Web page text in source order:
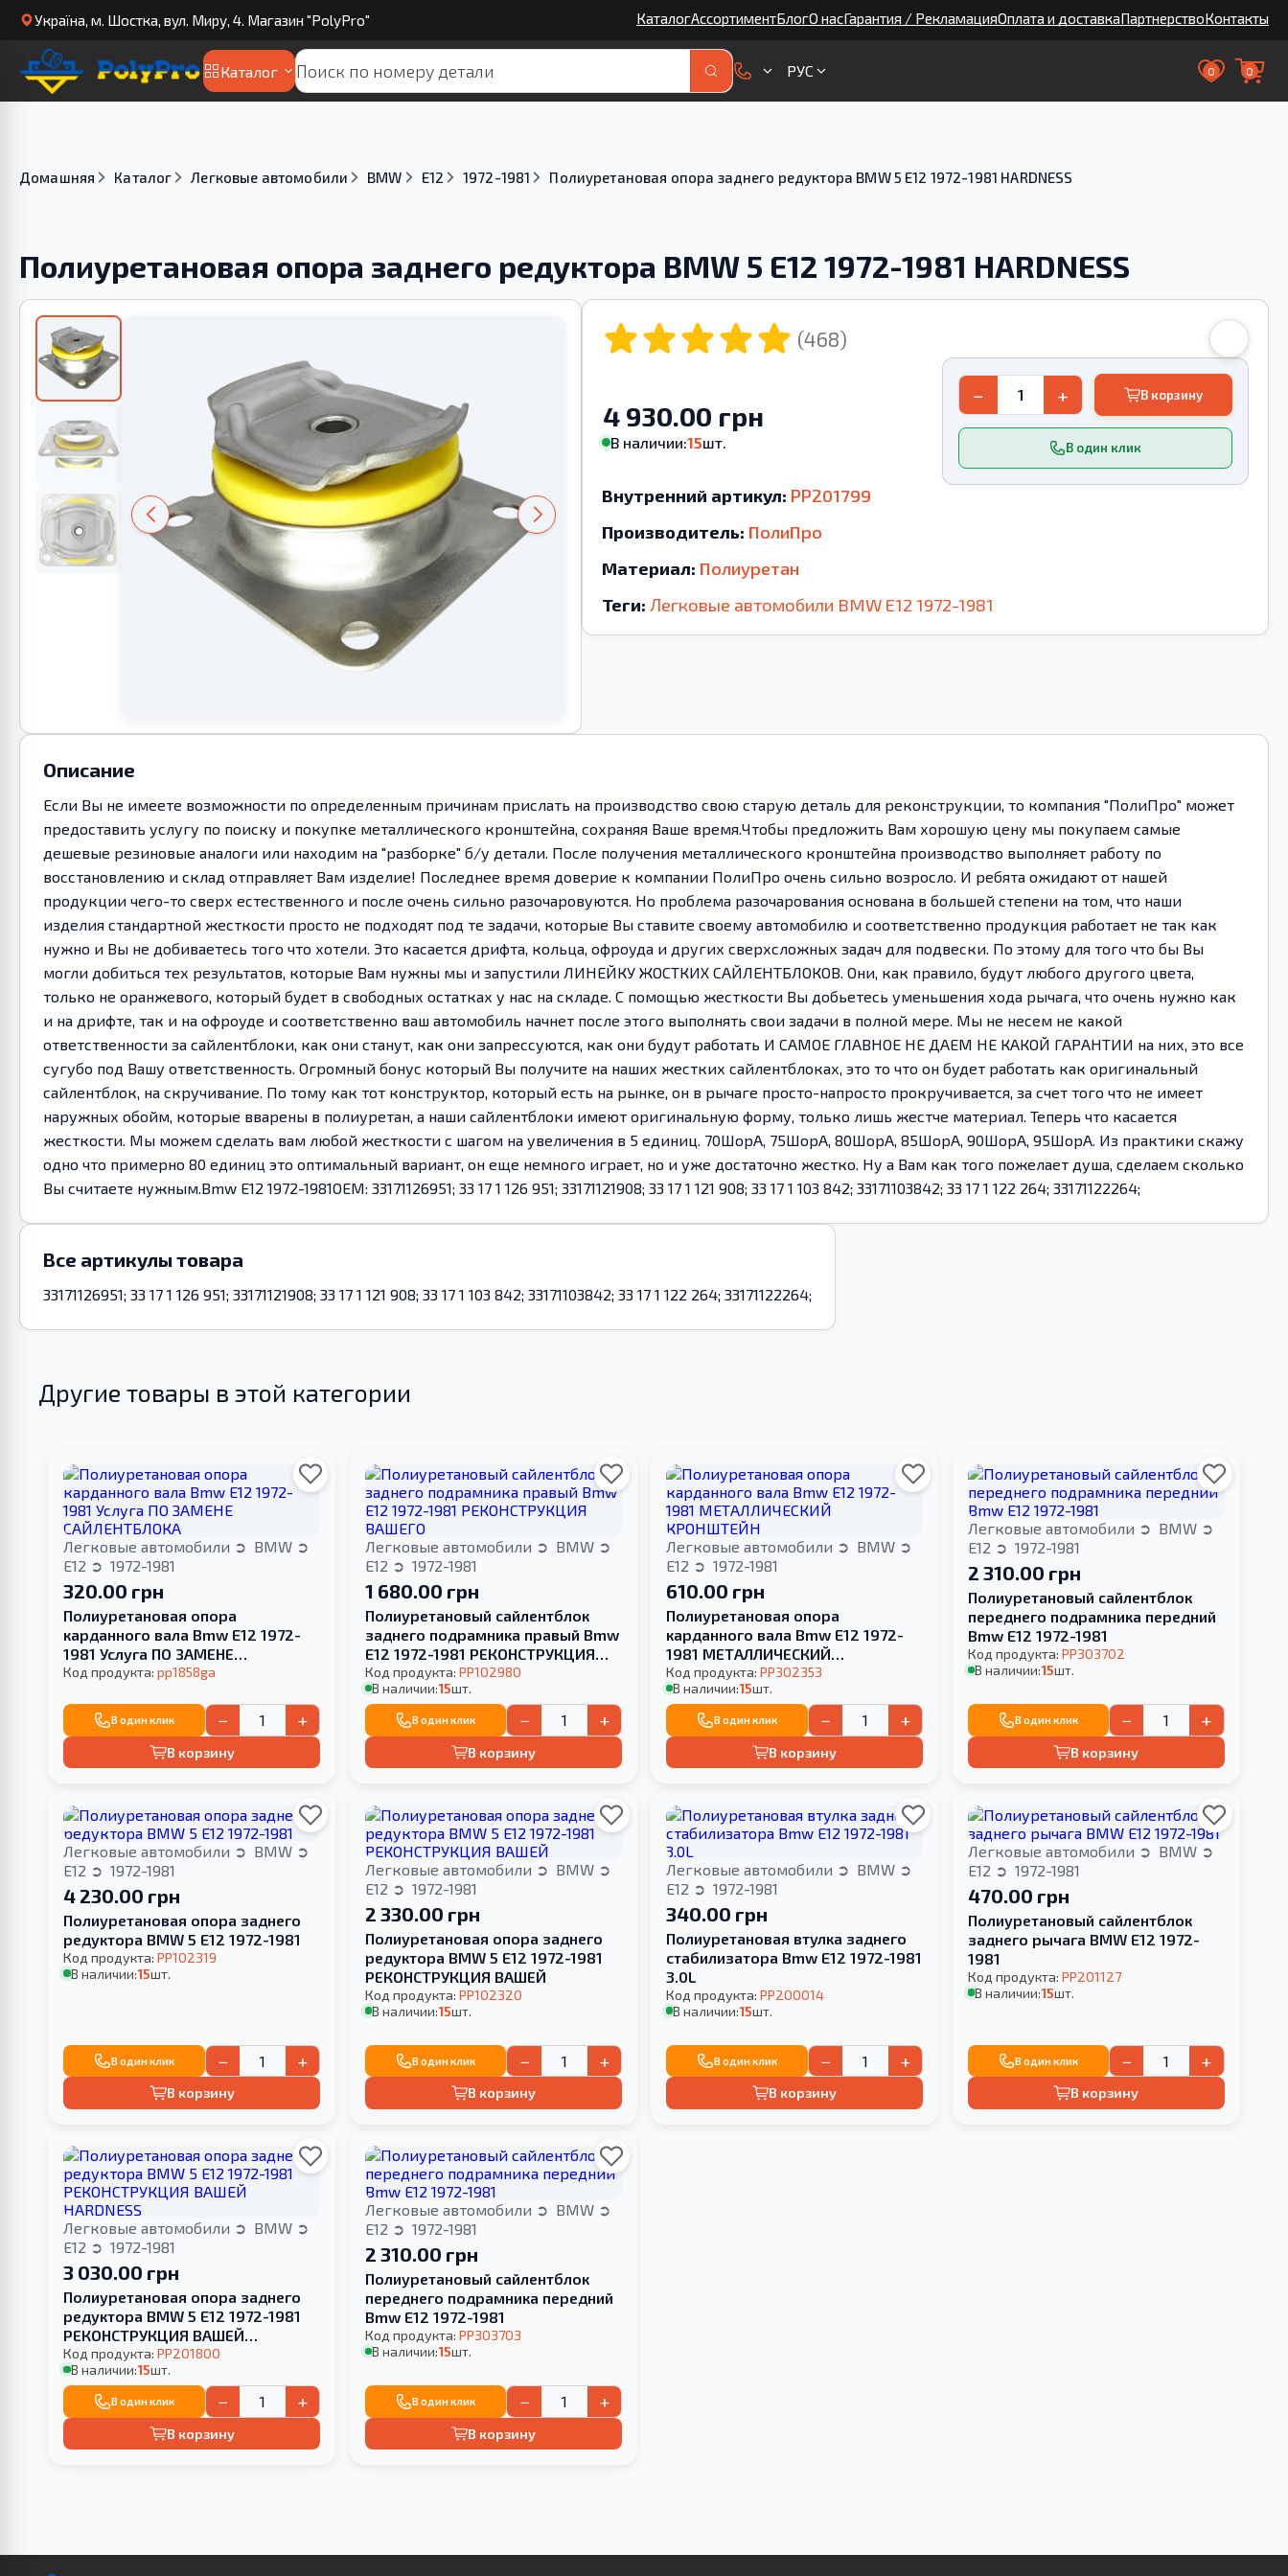
Українa, м. Шостка, вул. Миру, 4. Магазин "PolyPro" КаталогАссортиментБлогО насГарантия / РекламацияОплата и доставкаПартнерствоКонтакты
Каталог РУС 0 0
Домашняя Каталог Легковые автомобили BMW E12 1972-1981 Полиуретановая опора заднего редуктора BMW 5 E12 1972-1981 HARDNESS
Полиуретановая опора заднего редуктора BMW 5 E12 1972-1981 HARDNESS
(468)
4 930.00 грн
В наличии:15шт. В один клик
− + В корзину
Внутренний артикул: PP201799
Производитель: ПолиПро
Материал: Полиуретан
Теги: Легковые автомобили BMW E12 1972-1981
Описание
Если Вы не имеете возможности по определенным причинам прислать на производство свою старую деталь для реконструкции, то компания "ПолиПро" может
предоставить услугу по поиску и покупке металлического кронштейна, сохраняя Ваше время.Чтобы предложить Вам хорошую цену мы покупаем самые
дешевые резиновые аналоги или находим на "разборке" б/у детали. После получения металлического кронштейна производство выполняет работу по
восстановлению и склад отправляет Вам изделие! Последнее время доверие к компании ПолиПро очень сильно возросло. И ребята ожидают от нашей
продукции чего-то сверх естественного и после очень сильно разочаровуются. Но проблема разочарования основана в большей степени на том, что наши
изделия стандартной жесткости просто не подходят под те задачи, которые Вы ставите своему автомобилю и соответственно продукция работает не так как
нужно и Вы не добиваетесь того что хотели. Это касается дрифта, кольца, офроуда и других сверхсложных задач для подвески. По этому для того что бы Вы
могли добиться тех результатов, которые Вам нужны мы и запустили ЛИНЕЙКУ ЖОСТКИХ САЙЛЕНТБЛОКОВ. Они, как правило, будут любого другого цвета,
только не оранжевого, который будет в свободных остатках у нас на складе. С помощью жесткости Вы добьетесь уменьшения хода рычага, что очень нужно как
и на дрифте, так и на офроуде и соответственно ваш автомобиль начнет после этого выполнять свои задачи в полной мере. Мы не несем не какой
ответственности за сайлентблоки, как они станут, как они запрессуются, как они будут работать И САМОЕ ГЛАВНОЕ НЕ ДАЕМ НЕ КАКОЙ ГАРАНТИИ на них, это все
сугубо под Вашу ответственность. Огромный бонус который Вы получите на наших жестких сайлентблоках, это то что он будет работать как оригинальный
сайлентблок, на скручивание. По тому как тот конструктор, который есть на рынке, он в рычаге просто-напросто прокручивается, за счет того что не имеет
наружных обойм, которые вварены в полиуретан, а наши сайлентблоки имеют оригинальную форму, только лишь жестче материал. Теперь что касается
жесткости. Мы можем сделать вам любой жесткости с шагом на увеличения в 5 единиц. 70ШорА, 75ШорА, 80ШорА, 85ШорА, 90ШорА, 95ШорА. Из практики скажу
одно что примерно 80 единиц это оптимальный вариант, он еще немного играет, но и уже достаточно жестко. Ну а Вам как того пожелает душа, сделаем сколько
Вы считаете нужным.Bmw E12 1972-1981OEM: 33171126951; 33 17 1 126 951; 33171121908; 33 17 1 121 908; 33 17 1 103 842; 33171103842; 33 17 1 122 264; 33171122264;
Все артикулы товара
33171126951; 33 17 1 126 951; 33171121908; 33 17 1 121 908; 33 17 1 103 842; 33171103842; 33 17 1 122 264; 33171122264;
Другие товары в этой категории
Легковые автомобили
BMW
E12
1972-1981
320.00 грн
Полиуретановая опора
карданного вала Bmw E12 1972-
1981 Услуга ПО ЗАМЕНЕ
САЙЛЕНТБЛОКА
Код продукта:pp1858ga
В один клик − +
В корзину
Легковые автомобили
BMW
E12
1972-1981
1 680.00 грн
Полиуретановый сайлентблок
заднего подрамника правый Bmw
E12 1972-1981 РЕКОНСТРУКЦИЯ
ВАШЕГО
Код продукта: PP102980
В наличии:15шт.
В один клик − +
В корзину
Легковые автомобили
BMW
E12
1972-1981
610.00 грн
Полиуретановая опора
карданного вала Bmw E12 1972-
1981 МЕТАЛЛИЧЕСКИЙ
КРОНШТЕЙН
Код продукта:PP302353
В наличии:15шт.
В один клик − +
В корзину
Легковые автомобили
BMW
E12
1972-1981
2 310.00 грн
Полиуретановый сайлентблок
переднего подрамника передний
Bmw E12 1972-1981
Код продукта: PP303702
В наличии:15шт.
В один клик − +
В корзину
Легковые автомобили
BMW
E12
1972-1981
4 230.00 грн
Полиуретановая опора заднего
редуктора BMW 5 E12 1972-1981
Код продукта:PP102319
В наличии:15шт.
В один клик − +
В корзину
Легковые автомобили
BMW
E12
1972-1981
2 330.00 грн
Полиуретановая опора заднего
редуктора BMW 5 E12 1972-1981
РЕКОНСТРУКЦИЯ ВАШЕЙ
Код продукта: PP102320
В наличии:15шт.
В один клик − +
В корзину
Легковые автомобили
BMW
E12
1972-1981
340.00 грн
Полиуретановая втулка заднего
стабилизатора Bmw E12 1972-1981
3.0L
Код продукта:PP200014
В наличии:15шт.
В один клик − +
В корзину
Легковые автомобили
BMW
E12
1972-1981
470.00 грн
Полиуретановый сайлентблок
заднего рычага BMW E12 1972-
1981
Код продукта: PP201127
В наличии:15шт.
В один клик − +
В корзину
Легковые автомобили
BMW
E12
1972-1981
3 030.00 грн
Полиуретановая опора заднего
редуктора BMW 5 E12 1972-1981
РЕКОНСТРУКЦИЯ ВАШЕЙ
HARDNESS
Код продукта:PP201800
В наличии:15шт.
В один клик − +
В корзину
Легковые автомобили
BMW
E12
1972-1981
2 310.00 грн
Полиуретановый сайлентблок
переднего подрамника передний
Bmw E12 1972-1981
Код продукта: PP303703
В наличии:15шт.
В один клик − +
В корзину